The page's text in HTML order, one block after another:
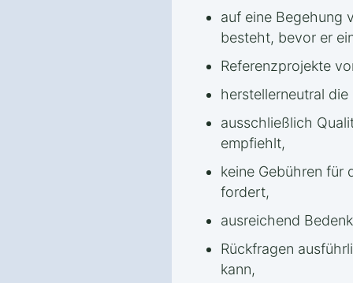
auf eine Begehung
besteht, bevor er
Referenzprojekte
herstellerneutral
ausschließlich
empfiehlt,
keine Gebühren für
fordert,
ausreichend
Rückfragen
kann,